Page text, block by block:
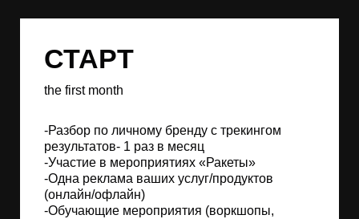
СТАРТ
the first month
-Разбор по личному бренду с трекингом
результатов- 1 раз в месяц
-Участие в мероприятиях «Ракеты»
-Одна реклама ваших услуг/продуктов
(онлайн/офлайн)
-Обучающие мероприятия (воркшопы,